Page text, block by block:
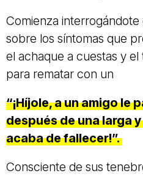
Comienza
sobre los síntomas que
el achaque a cuestas y
para rematar con un
“¡Híjole, a un amigo le
después de una larga
acaba de fallecer!”.
Consciente de sus